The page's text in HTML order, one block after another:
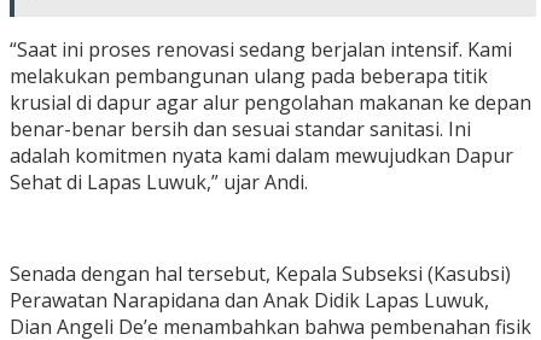
“Saat ini proses renovasi sedang berjalan intensif. Kami
melakukan pembangunan ulang pada beberapa titik
krusial di dapur agar alur pengolahan makanan ke depan
benar-benar bersih dan sesuai standar sanitasi. Ini
adalah komitmen nyata kami dalam mewujudkan Dapur
Sehat di Lapas Luwuk,” ujar Andi.
Senada dengan hal tersebut, Kepala Subseksi (Kasubsi)
Perawatan Narapidana dan Anak Didik Lapas Luwuk,
Dian Angeli De’e menambahkan bahwa pembenahan fisik